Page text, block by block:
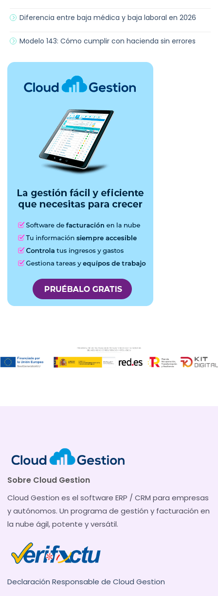
Diferencia entre baja médica y baja laboral en 2026
Modelo 143: Cómo cumplir con hacienda sin errores
Sobre Cloud Gestion
Cloud Gestion es el software ERP / CRM para empresas
y autónomos. Un programa de gestión y facturación en
la nube ágil, potente y versátil.
Declaración Responsable de Cloud Gestion